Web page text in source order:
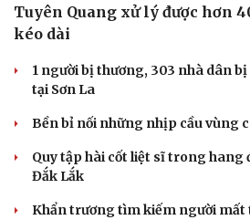
Tuyên Quang xử lý được hơn
kéo dài
1 người bị thương, 303 nhà dân
tại Sơn La
Bền bỉ nối những nhịp cầu vùng
Quy tập hài cốt liệt sĩ trong hang
Đắk Lắk
Khẩn trương tìm kiếm người mất